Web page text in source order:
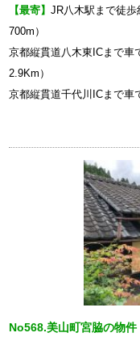
【最寄】JR八木駅まで徒歩
京都縦貫道八木東ICまで車
京都縦貫道千代川ICまで車
No568.美山町宮脇の物